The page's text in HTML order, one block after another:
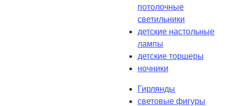
потолочные
светильники
детские настольные
лампы
детские торшеры
ночники
Гирлянды
световые фигуры